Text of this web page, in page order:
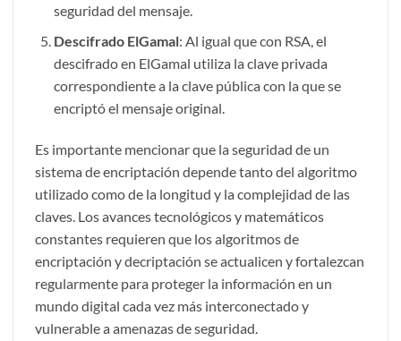
seguridad del mensaje.
Descifrado ElGamal: Al igual que con RSA, el
descifrado en ElGamal utiliza la clave privada
correspondiente a la clave pública con la que se
encriptó el mensaje original.
Es importante mencionar que la seguridad de un
sistema de encriptación depende tanto del algoritmo
utilizado como de la longitud y la complejidad de las
claves. Los avances tecnológicos y matemáticos
constantes requieren que los algoritmos de
encriptación y decriptación se actualicen y fortalezcan
regularmente para proteger la información en un
mundo digital cada vez más interconectado y
vulnerable a amenazas de seguridad.